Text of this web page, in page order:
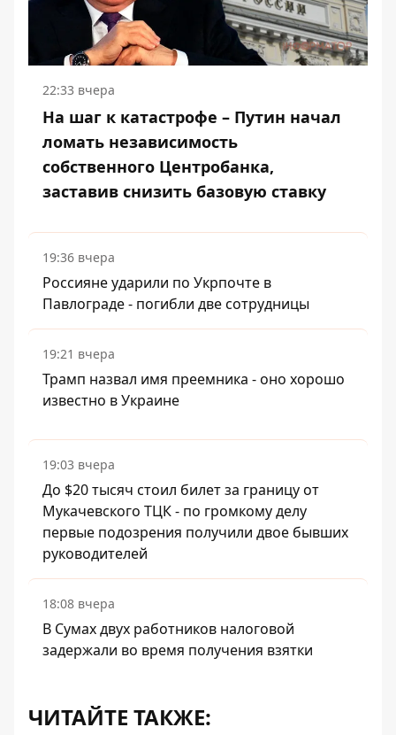
22:33 вчера
На шаг к катастрофе – Путин начал
ломать независимость
собственного Центробанка,
заставив снизить базовую ставку
19:36 вчера
Россияне ударили по Укрпочте в
Павлограде - погибли две сотрудницы
19:21 вчера
Трамп назвал имя преемника - оно хорошо
известно в Украине
19:03 вчера
До $20 тысяч стоил билет за границу от
Мукачевского ТЦК - по громкому делу
первые подозрения получили двое бывших
руководителей
18:08 вчера
В Сумах двух работников налоговой
задержали во время получения взятки
ЧИТАЙТЕ ТАКЖЕ: